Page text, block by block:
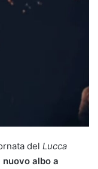
del Lucca
nuovo albo a